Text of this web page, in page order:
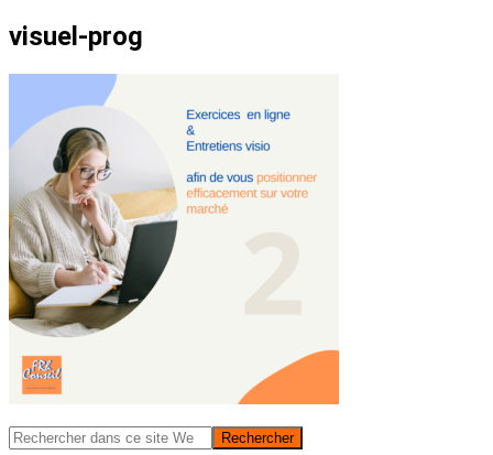
visuel-prog
Barre
Rechercher